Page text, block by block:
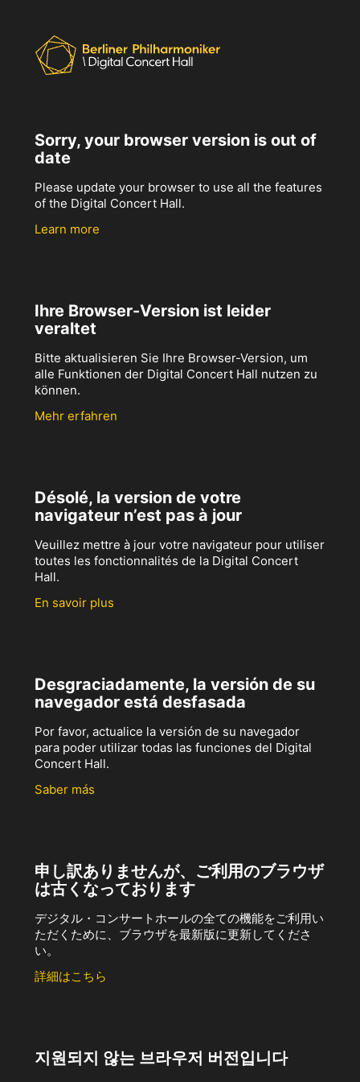
Sorry, your browser version is out of
date
Please update your browser to use all the features
of the Digital Concert Hall.
Learn more
Ihre Browser-Version ist leider
veraltet
Bitte aktualisieren Sie Ihre Browser-Version, um
alle Funktionen der Digital Concert Hall nutzen zu
können.
Mehr erfahren
Désolé, la version de votre
navigateur n’est pas à jour
Veuillez mettre à jour votre navigateur pour utiliser
toutes les fonctionnalités de la Digital Concert
Hall.
En savoir plus
Desgraciadamente, la versión de su
navegador está desfasada
Por favor, actualice la versión de su navegador
para poder utilizar todas las funciones del Digital
Concert Hall.
Saber más
申し訳ありませんが、ご利用のブラウザ
は古くなっております
デジタル・コンサートホールの全ての機能をご利用い
ただくために、ブラウザを最新版に更新してくださ
い。
詳細はこちら
지원되지 않는 브라우저 버전입니다